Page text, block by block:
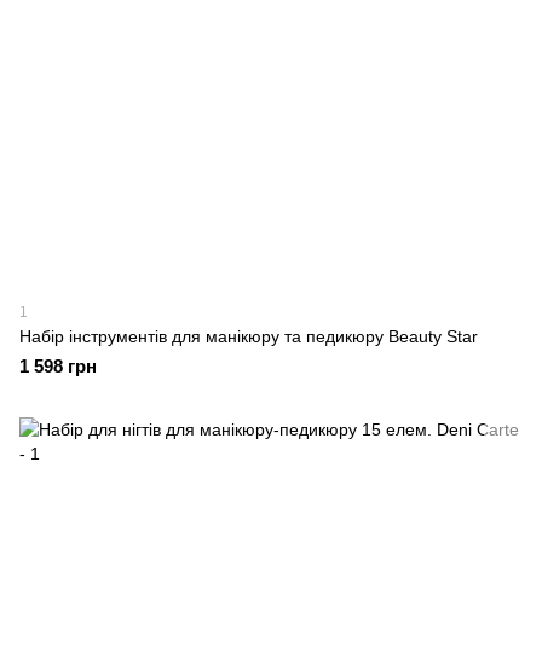
1
Набір інструментів для манікюру та педикюру Beauty Star
1 598 грн